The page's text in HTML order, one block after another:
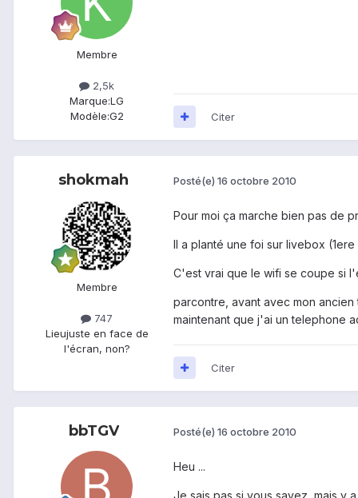
Membre
2,5k
Marque:LG
Modèle:G2 Citer
shokmah
Membre
747
Lieujuste en face de
l'écran, non?
Posté(e) 16 octobre 2010
Pour moi ça marche bien pas de
Il a planté une foi sur livebox
C'est vrai que le wifi se coupe si
parcontre, avant avec mon
maintenant que j'ai un telephone
Citer
bbTGV Posté(e) 16 octobre 2010
Heu ...
Je sais pas si vous savez, mais y